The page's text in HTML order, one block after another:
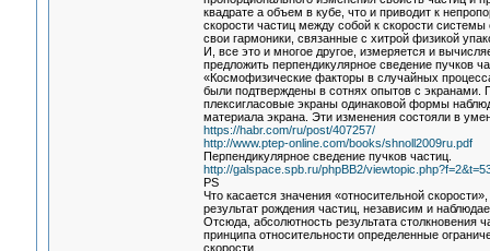
квадрате а объем в кубе, что и приводит к
скорости частиц между собой к скорости
свои гармоники, связанные с хитрой физикой
И, все это и многое другое, измеряется и
предложить перпендикулярное сведение пучков
«Космофизические факторы в случайных
были подтверждены в сотнях опытов с
плексигласовые экраны одинаковой формы
материала экрана. Эти изменения состояли в
https://habr.com/ru/post/407257/
http://www.ptep-online.com/books/shnoll2009ru.pdf
Перпендикулярное сведение пучков частиц.
http://galspace.spb.ru/phpBB2/
PS
Что касается значения «относительной
результат рождения частиц, независим и
Отсюда, абсолютность результата
принципа относительности определенные
скорости.